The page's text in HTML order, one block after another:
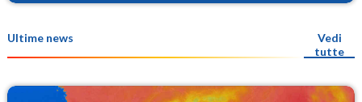
Ultime news
Vedi
tutte